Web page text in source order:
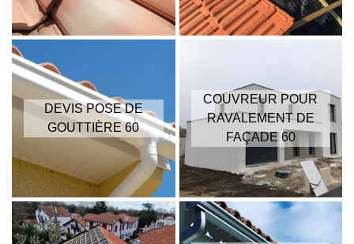
DEVIS POSE DE
GOUTTIÈRE 60
COUVREUR POUR
RAVALEMENT DE
FAÇADE 60